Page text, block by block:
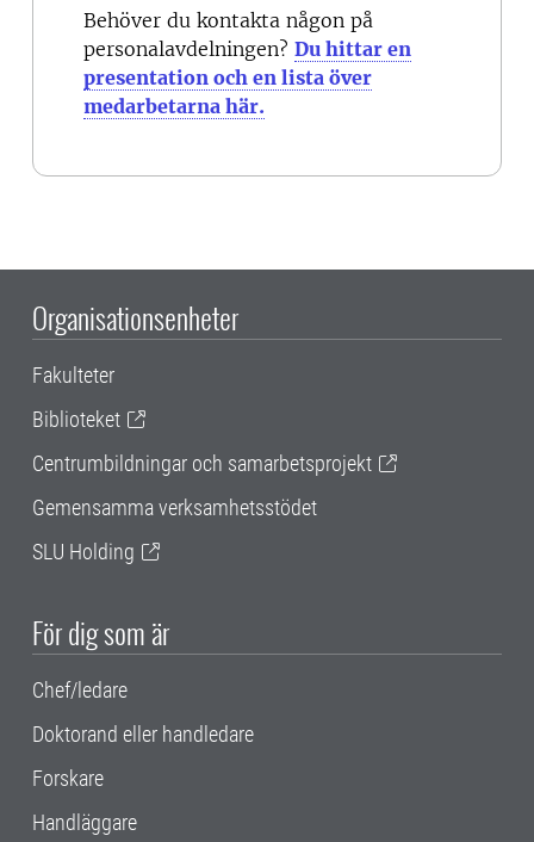
Behöver du kontakta någon på
personalavdelningen? Du hittar en
presentation och en lista över
medarbetarna här.
Organisationsenheter
Fakulteter
Biblioteket
Centrumbildningar och samarbetsprojekt
Gemensamma verksamhetsstödet
SLU Holding
För dig som är
Chef/ledare
Doktorand eller handledare
Forskare
Handläggare